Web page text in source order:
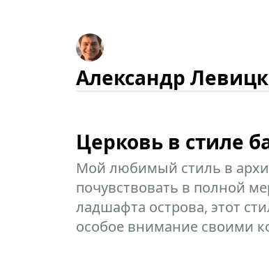
Александр
Церковь в стиле
Мой любимый стиль в
почувствовать в полной
ладшафта острова, этот
особое внимание своими